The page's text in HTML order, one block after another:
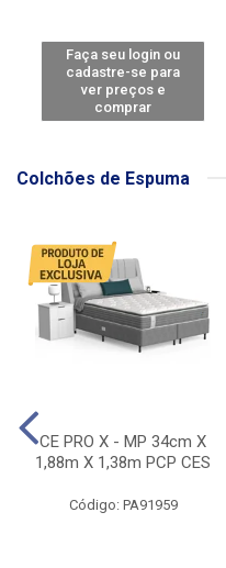
Faça seu login ou
cadastre-se para
ver preços e
comprar
Colchões de Espuma
CE PRO X - MP 34cm X
1,88m X 1,38m PCP CES
Código: PA91959